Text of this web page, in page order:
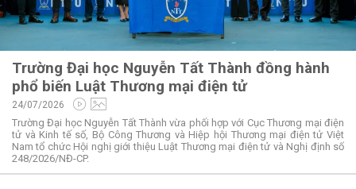
Trường Đại học Nguyễn Tất Thành đồng hành
phổ biến Luật Thương mại điện tử
24/07/2026
Trường Đại học Nguyễn Tất Thành vừa phối hợp với Cục Thương mại điện
tử và Kinh tế số, Bộ Công Thương và Hiệp hội Thương mại điện tử Việt
Nam tổ chức Hội nghị giới thiệu Luật Thương mại điện tử và Nghị định số
248/2026/NĐ-CP.